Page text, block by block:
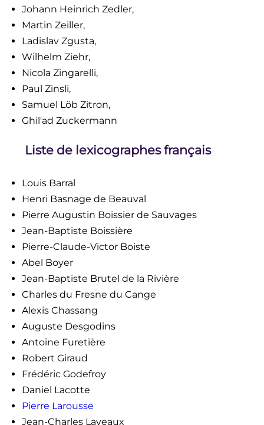
Johann Heinrich Zedler,
Martin Zeiller,
Ladislav Zgusta,
Wilhelm Ziehr,
Nicola Zingarelli,
Paul Zinsli,
Samuel Löb Zitron,
Ghil'ad Zuckermann
Liste de lexicographes français
Louis Barral
Henri Basnage de Beauval
Pierre Augustin Boissier de Sauvages
Jean-Baptiste Boissière
Pierre-Claude-Victor Boiste
Abel Boyer
Jean-Baptiste Brutel de la Rivière
Charles du Fresne du Cange
Alexis Chassang
Auguste Desgodins
Antoine Furetière
Robert Giraud
Frédéric Godefroy
Daniel Lacotte
Pierre Larousse
Jean-Charles Laveaux